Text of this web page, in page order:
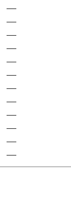
—
—
—
—
—
—
—
—
—
—
—
—